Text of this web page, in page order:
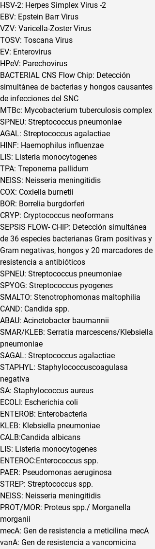
HSV-2: Herpes Simplex Virus -2
EBV: Epstein Barr Virus
VZV: Varicella-Zoster Virus
TOSV: Toscana Virus
EV: Enterovirus
HPeV: Parechovirus
BACTERIAL CNS Flow Chip: Detección
simultánea de bacterias y hongos causantes
de infecciones del SNC
MTBc: Mycobacterium tuberculosis complex
SPNEU: Streptococcus pneumoniae
AGAL: Streptococcus agalactiae
HINF: Haemophilus influenzae
LIS: Listeria monocytogenes
TPA: Treponema pallidum
NEISS: Neisseria meningitidis
COX: Coxiella burnetii
BOR: Borrelia burgdorferi
CRYP: Cryptococcus neoformans
SEPSIS FLOW- CHIP: Detección simultánea
de 36 especies bacterianas Gram positivas y
Gram negativas, hongos y 20 marcadores de
resistencia a antibióticos
SPNEU: Streptococcus pneumoniae
SPYOG: Streptococcus pyogenes
SMALTO: Stenotrophomonas maltophilia
CAND: Candida spp.
ABAU: Acinetobacter baumannii
SMAR/KLEB: Serratia marcescens/Klebsiella
pneumoniae
SAGAL: Streptococcus agalactiae
STAPHYL: Staphylococcuscoagulasa
negativa
SA: Staphylococcus aureus
ECOLI: Escherichia coli
ENTEROB: Enterobacteria
KLEB: Klebsiella pneumoniae
CALB:Candida albicans
LIS: Listeria monocytogenes
ENTEROC:Enterococcus spp.
PAER: Pseudomonas aeruginosa
STREP: Streptococcus spp.
NEISS: Neisseria meningitidis
PROT/MOR: Proteus spp./ Morganella
morganii
mecA: Gen de resistencia a meticilina mecA
vanA: Gen de resistencia a vancomicina